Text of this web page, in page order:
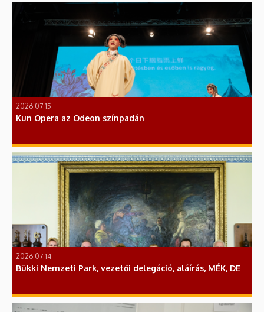
2026.07.15
Kun Opera az Odeon színpadán
2026.07.14
Bükki Nemzeti Park, vezetői delegáció, aláírás, MÉK, DE